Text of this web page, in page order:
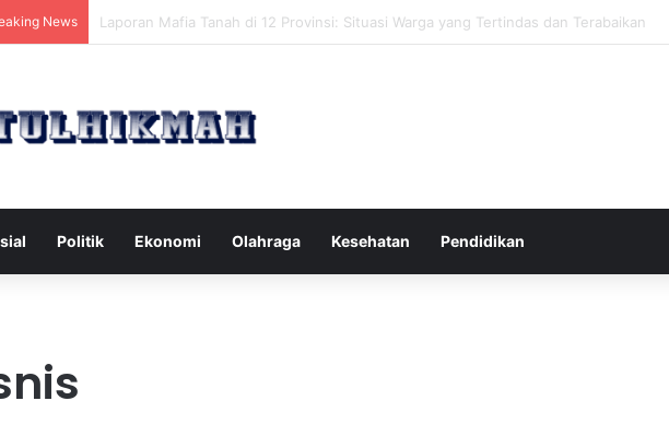
News Mengatasi Dampak Pikiran Negatif Sehari-hari untuk Kesehatan Mental yang Lebih
Politik Ekonomi Olahraga Kesehatan Pendidikan